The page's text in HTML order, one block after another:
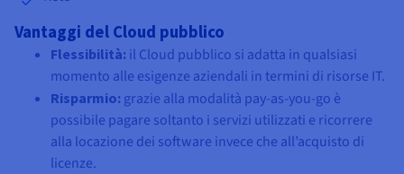
Vantaggi del Cloud pubblico
Flessibilità: il Cloud pubblico si adatta in qualsiasi
momento alle esigenze aziendali in termini di risorse IT.
Risparmio: grazie alla modalità pay-as-you-go è
possibile pagare soltanto i servizi utilizzati e ricorrere
alla locazione dei software invece che all’acquisto di
licenze.